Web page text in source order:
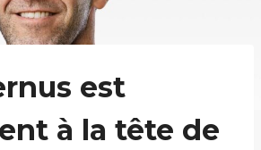
est
à la tête de